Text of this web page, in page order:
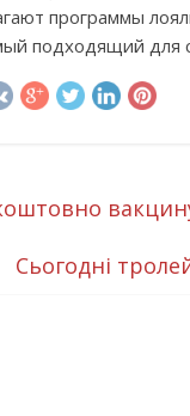
программы
подходящий для
Сьогодні